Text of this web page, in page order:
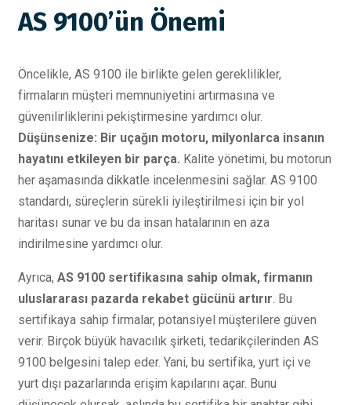
AS 9100’ün Önemi
Öncelikle, AS 9100 ile birlikte gelen gereklilikler,
firmaların müşteri memnuniyetini artırmasına ve
güvenilirliklerini pekiştirmesine yardımcı olur.
Düşünsenize: Bir uçağın motoru, milyonlarca insanın
hayatını etkileyen bir parça. Kalite yönetimi, bu motorun
her aşamasında dikkatle incelenmesini sağlar. AS 9100
standardı, süreçlerin sürekli iyileştirilmesi için bir yol
haritası sunar ve bu da insan hatalarının en aza
indirilmesine yardımcı olur.
Ayrıca, AS 9100 sertifikasına sahip olmak, firmanın
uluslararası pazarda rekabet gücünü artırır . Bu
sertifikaya sahip firmalar, potansiyel müşterilere güven
verir. Birçok büyük havacılık şirketi, tedarikçilerinden AS
9100 belgesini talep eder. Yani, bu sertifika, yurt içi ve
yurt dışı pazarlarında erişim kapılarını açar. Bunu